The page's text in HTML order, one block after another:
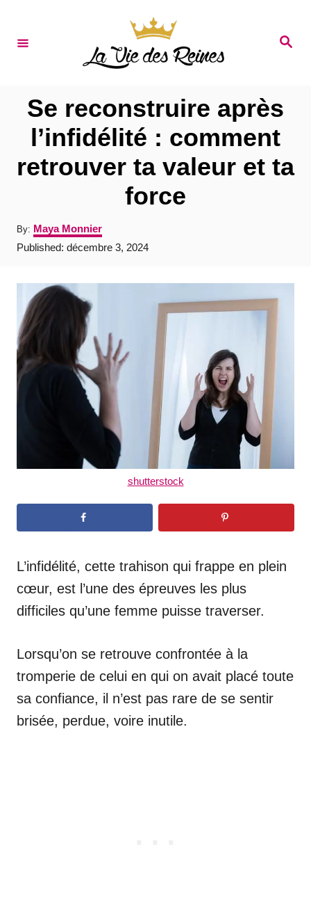
S
Se reconstruire après
l’infidélité : comment
retrouver ta valeur et ta
force
By: A
u
t
o
r
Maya Monnier
P
o
n
Published: décembre 3, 2024
shutterstock
L’infidélité, cette trahison qui frappe en plein
cœur, est l’une des épreuves les plus
difficiles qu’une femme puisse traverser.
Lorsqu’on se retrouve confrontée à la
tromperie de celui en qui on avait placé toute
sa confiance, il n’est pas rare de se sentir
brisée, perdue, voire inutile.